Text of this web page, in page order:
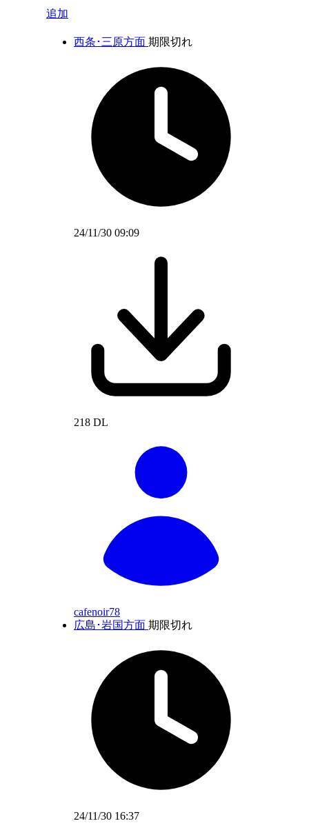
追加
西条･三原方面 期限切れ
24/11/30 09:09
218 DL
cafenoir78
広島･岩国方面 期限切れ
24/11/30 16:37